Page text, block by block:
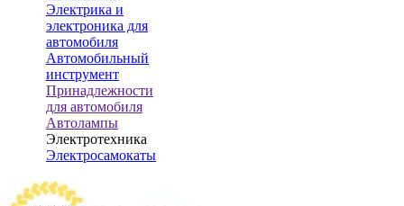
Электрика и
электроника для
автомобиля
Автомобильный
инструмент
Принадлежности
для автомобиля
Автолампы
Электротехника
Электросамокаты